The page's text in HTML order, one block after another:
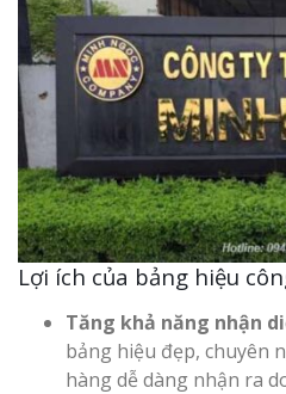
Lợi ích của bảng hiệu
Tăng khả năng nhận
bảng hiệu đẹp, chuyên
hàng dễ dàng nhận ra